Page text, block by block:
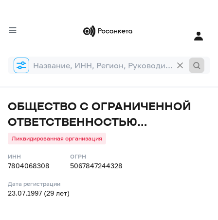
Форма
поиска
ОБЩЕСТВО С ОГРАНИЧЕННОЙ
ОТВЕТСТВЕННОСТЬЮ
"НЕВСКИЙ СОЮЗ"
Ликвидированная организация
ИНН
7804068308
ОГРН
5067847244328
Дата регистрации
23.07.1997 (29 лет)